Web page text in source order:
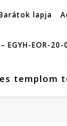
lapja
EOR-
templom